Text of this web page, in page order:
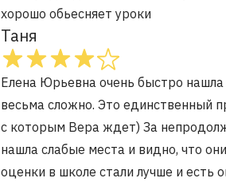
хорошо обьесняет уроки
Таня
Елена Юрьевна очень быстро
весьма сложно. Это единственный
с которым Вера ждет) За
нашла слабые места и видно, что
оценки в школе стали лучше и есть